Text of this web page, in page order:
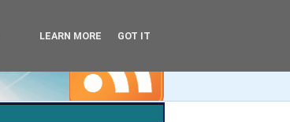
LEARN MORE GOT IT